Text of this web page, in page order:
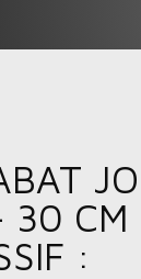
30 CM
: